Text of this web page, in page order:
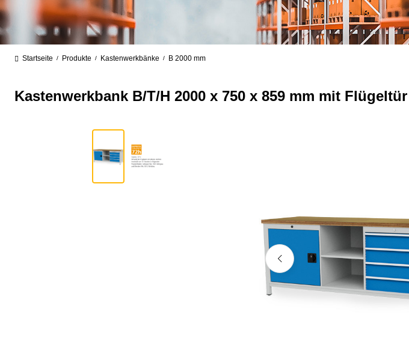
Startseite / Produkte / Kastenwerkbänke / B 2000 mm
Kastenwerkbank B/T/H 2000 x 750 x 859 mm mit
Bildergalerie überspringen